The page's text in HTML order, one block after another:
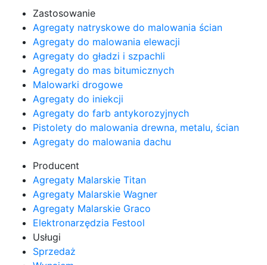
Zastosowanie
Agregaty natryskowe do malowania ścian
Agregaty do malowania elewacji
Agregaty do gładzi i szpachli
Agregaty do mas bitumicznych
Malowarki drogowe
Agregaty do iniekcji
Agregaty do farb antykorozyjnych
Pistolety do malowania drewna, metalu, ścian
Agregaty do malowania dachu
Producent
Agregaty Malarskie Titan
Agregaty Malarskie Wagner
Agregaty Malarskie Graco
Elektronarzędzia Festool
Usługi
Sprzedaż